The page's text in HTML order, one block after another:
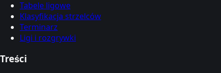
Tabele ligowe
Klasyfikacja strzelców
Terminarz
Ligi i rozgrywki
Treści